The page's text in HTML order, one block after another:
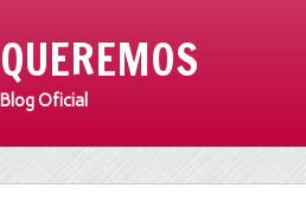
QUEREMOS
Blog Oficial